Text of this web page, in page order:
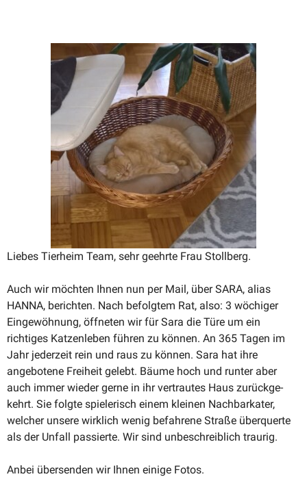
Liebes Tierheim Team, sehr geehrte Frau Stollberg.
Auch wir möchten Ihnen nun per Mail, über SARA, alias
HANNA, berichten. Nach befolgtem Rat, also: 3 wöchiger
Einge­wöhnung, öffneten wir für Sara die Türe um ein
richtiges Katzen­leben führen zu können. An 365 Tagen im
Jahr jederzeit rein und raus zu können. Sara hat ihre
angebotene Freiheit gelebt. Bäume hoch und runter aber
auch immer wieder gerne in ihr vertrautes Haus zurück­ge­
kehrt. Sie folgte spiele­risch einem kleinen Nachbar­kater,
welcher unsere wirklich wenig befahrene Straße überquerte
als der Unfall passierte. Wir sind unbeschreiblich traurig.
Anbei übersenden wir Ihnen einige Fotos.